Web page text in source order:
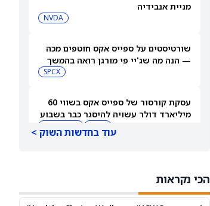
מניית אנבידיה
NVDA
שורטיסטים על ספייס אקס חוטפים מכה
— הנה מה שג'יי פי מורגן רואה בהמשך
SPCX
עסקת קורסור של ספייס אקס בשווי 60
מיליארד דולר עשויה להיסגר כבר בשבוע
לטסלה
עוד בחדשות השוק >
הכי נקראות